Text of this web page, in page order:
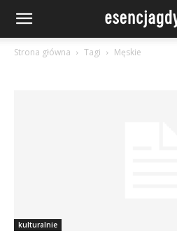
Strona główna Tagi Męskie
kulturalnie